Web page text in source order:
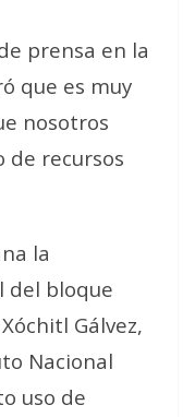
prensa en la
que es muy
nosotros
de recursos
la
del bloque
Gálvez,
Nacional
uso de